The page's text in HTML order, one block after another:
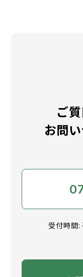
ご
お問
受付時間